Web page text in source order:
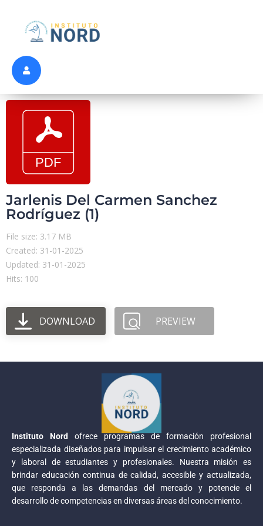
Jarlenis Del Carmen Sanchez
Rodríguez (1)
File size: 3.17 MB
Created: 31-01-2025
Updated: 31-01-2025
Hits: 100
DOWNLOAD PREVIEW
Instituto Nord
ofrece programas de formación profesional
especializada diseñados para impulsar el crecimiento académico
y laboral de estudiantes y profesionales. Nuestra misión es
brindar educación continua de calidad, accesible y actualizada,
que responda a las demandas del mercado y potencie el
desarrollo de competencias en diversas áreas del conocimiento.